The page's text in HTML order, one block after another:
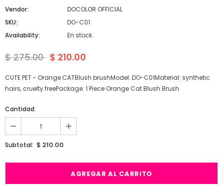
Vendor:
DOCOLOR OFFICIAL
SKU:
DO-C01
Availability:
En stock
$ 275.00 $ 210.00
CUTE PET - Orange CATBlush brushModel: DO-C01Material: synthetic
hairs, cruelty freePackage: 1 Piece Orange Cat Blush Brush
Cantidad:
Subtotal: $ 210.00